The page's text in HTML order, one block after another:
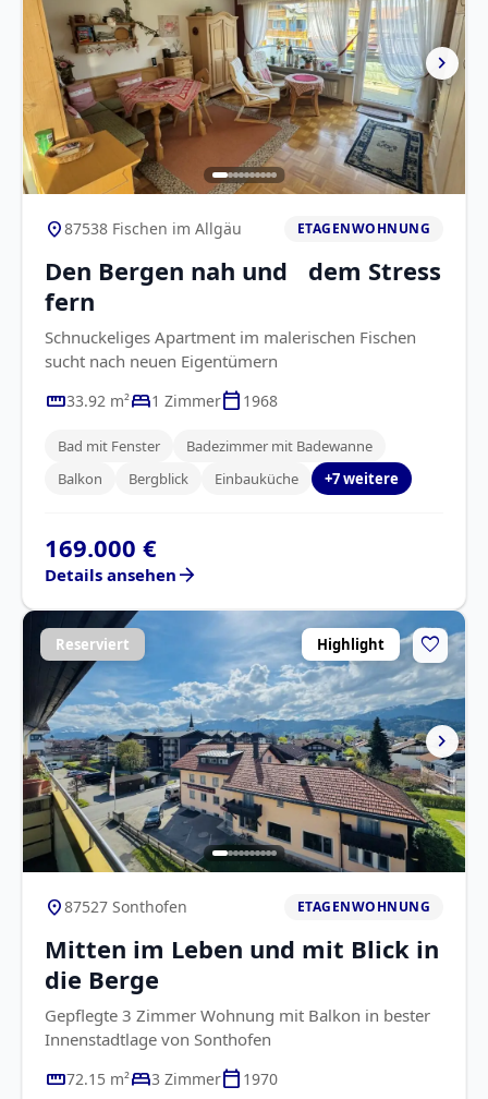
chevron_right
location_on87538 Fischen im Allgäu ETAGENWOHNUNG
Den Bergen nah und dem Stress
fern
Schnuckeliges Apartment im malerischen Fischen
sucht nach neuen Eigentümern
straighten33.92 m²bed1 Zimmercalendar_today 1968
Bad mit Fenster
Badezimmer mit Badewanne
Balkon
Bergblick Einbauküche +7 weitere
169.000 €
Details ansehen arrow_forward
chevron_right
Reserviert favorite
Highlight
location_on87527 Sonthofen ETAGENWOHNUNG
Mitten im Leben und mit Blick in
die Berge
Gepflegte 3 Zimmer Wohnung mit Balkon in bester
Innenstadtlage von Sonthofen
straighten72.15 m²bed3 Zimmercalendar_today 1970